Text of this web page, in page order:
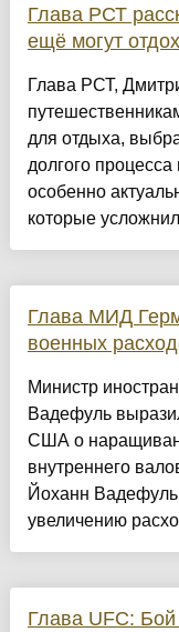
Глава РСТ
ещё могут
Глава РСТ,
для отдыха,
долгого
особенно
которые
Глава МИД
военных
Министр
Вадефуль
США о
внутреннего
Йоханн
увеличению
Глава UFC: